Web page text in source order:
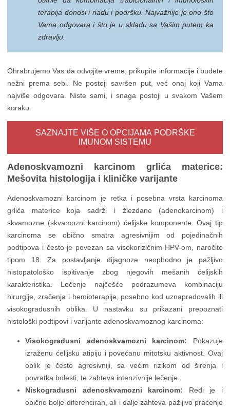
terapija donosi i nadu i podršku. Najvažnije je ono što
Vama odgovara i što je u skladu sa Vašim putem ka
zdravlju.
Ohrabrujemo Vas da odvojite vreme, prikupite informacije i budete
nežni prema sebi. Ne postoji savršen put, već onaj koji Vama
najviše odgovara. Niste sami, i snaga postoji u svakom Vašem
koraku.
SAZNAJTE VIŠE O OPCIJAMA PODRŠKE
IMUNOM SISTEMU
Adenoskvamozni karcinom grlića materice:
Mešovita histologija i kliničke varijante
Adenoskvamozni karcinom je retka i posebna vrsta karcinoma
grlića materice koja sadrži i žlezdane (adenokarcinom) i
skvamozne (skvamozni karcinom) ćelijske komponente. Ovaj tip
karcinoma se obično smatra agresivnijim od pojedinačnih
podtipova i često je povezan sa visokorizičnim HPV-om, naročito
tipom 18. Za postavljanje dijagnoze neophodno je pažljivo
histopatološko ispitivanje zbog njegovih mešanih ćelijskih
karakteristika. Lečenje najčešće podrazumeva kombinaciju
hirurgije, zračenja i hemioterapije, posebno kod uznapredovalih ili
visokogradusnih oblika. U nastavku su prikazani prepoznati
histološki podtipovi i varijante adenoskvamoznog karcinoma:
Visokogradusni adenoskvamozni karcinom: Pokazuje
izraženu ćelijsku atipiju i povećanu mitotsku aktivnost. Ovaj
oblik je često agresivniji, sa većim rizikom od širenja i
povratka bolesti, te zahteva intenzivnije lečenje.
Niskogradusni adenoskvamozni karcinom: Ređi je i
obično bolje diferenciran, ali i dalje zahteva pažljivo praćenje